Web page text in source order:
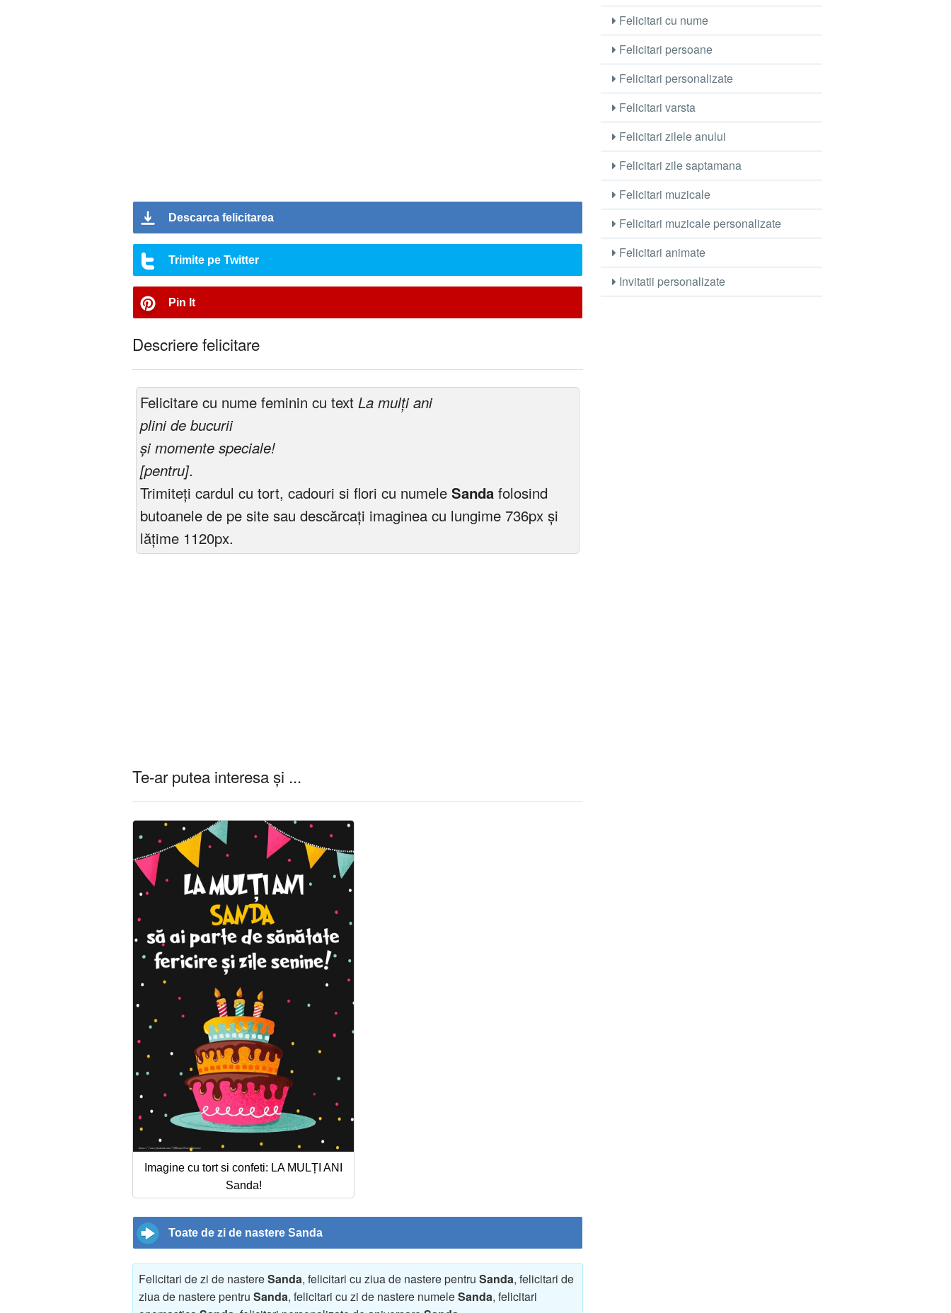
Descarca felicitarea
Trimite pe Twitter
Pin It
Descriere felicitare
Felicitare cu nume feminin cu text La mulți ani
plini de bucurii
și momente speciale!
[pentru].
Trimiteți cardul cu tort, cadouri si flori cu numele Sanda folosind
butoanele de pe site sau descărcați imaginea cu lungime 736px și
lățime 1120px.
Te-ar putea interesa și ...
Imagine cu tort si confeti: LA MULȚI ANI
Sanda!
Toate de zi de nastere Sanda
Felicitari de zi de nastereSanda, felicitari cu ziua de nastere pentru Sanda, felicitari de
ziua de nastere pentru Sanda, felicitari cu zi de nastere numeleSanda, felicitari
Felicitari cu nume
Felicitari persoane
Felicitari personalizate
Felicitari varsta
Felicitari zilele anului
Felicitari zile saptamana
Felicitari muzicale
Felicitari muzicale personalizate
Felicitari animate
Invitatii personalizate